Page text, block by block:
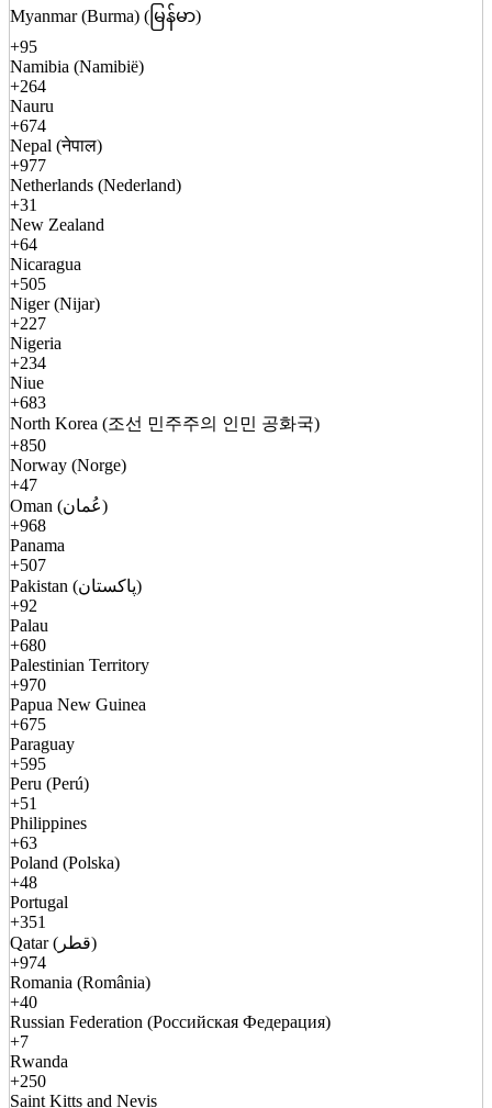
Myanmar (Burma) (မြန်မာ)
+95
Namibia (Namibië)
+264
Nauru
+674
Nepal (नेपाल)
+977
Netherlands (Nederland)
+31
New Zealand
+64
Nicaragua
+505
Niger (Nijar)
+227
Nigeria
+234
Niue
+683
North Korea (조선 민주주의 인민 공화국)
+850
Norway (Norge)
+47
Oman (عُمان)
+968
Panama
+507
Pakistan (پاکستان)
+92
Palau
+680
Palestinian Territory
+970
Papua New Guinea
+675
Paraguay
+595
Peru (Perú)
+51
Philippines
+63
Poland (Polska)
+48
Portugal
+351
Qatar (قطر)
+974
Romania (România)
+40
Russian Federation (Российская Федерация)
+7
Rwanda
+250
Saint Kitts and Nevis